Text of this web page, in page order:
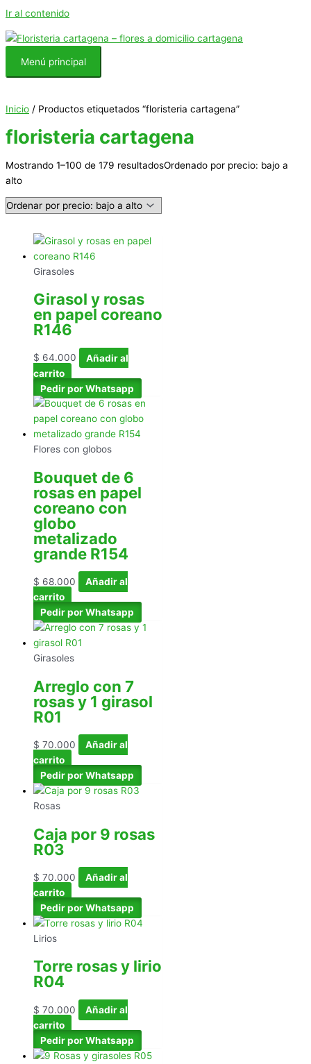
Ir al contenido
Menú principal
Inicio / Productos etiquetados “floristeria cartagena”
floristeria cartagena
Mostrando 1–100 de 179 resultadosOrdenado por precio: bajo a
alto
Girasoles
Girasol y rosas
en papel coreano
R146
$ 64.000
Añadir al
carrito
Pedir por Whatsapp
Flores con globos
Bouquet de 6
rosas en papel
coreano con
globo
metalizado
grande R154
$ 68.000
Añadir al
carrito
Pedir por Whatsapp
Girasoles
Arreglo con 7
rosas y 1 girasol
R01
$ 70.000
Añadir al
carrito
Pedir por Whatsapp
Rosas
Caja por 9 rosas
R03
$ 70.000
Añadir al
carrito
Pedir por Whatsapp
Lirios
Torre rosas y lirio
R04
$ 70.000
Añadir al
carrito
Pedir por Whatsapp